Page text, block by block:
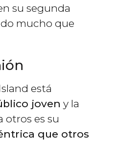
su segunda
mucho que
está
joven y la
otros es su
que otros